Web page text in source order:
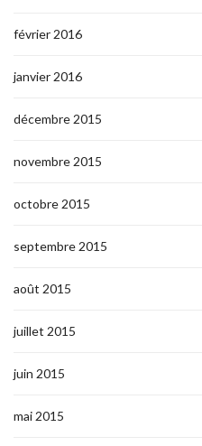
février 2016
janvier 2016
décembre 2015
novembre 2015
octobre 2015
septembre 2015
août 2015
juillet 2015
juin 2015
mai 2015